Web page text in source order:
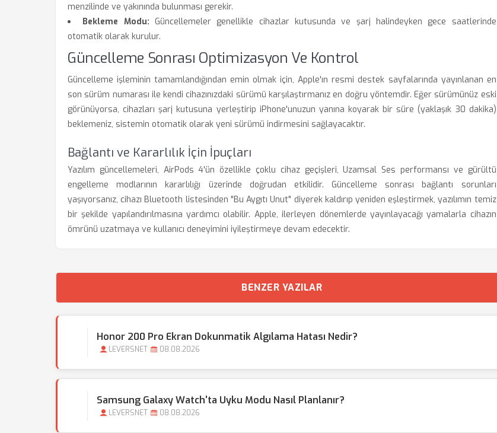
menzilinde ve yakınında bulunması gerekir.
Bekleme Modu: Güncellemeler genellikle cihazlar kutusunda ve şarj halindeyken gece saatlerinde
otomatik olarak kurulur.
Güncelleme Sonrası Optimizasyon Ve Kontrol
Güncelleme işleminin tamamlandığından emin olmak için, Apple'ın resmi destek sayfalarında yayınlanan en
son sürüm numarası ile kendi cihazınızdaki sürümü karşılaştırmanız en doğru yöntemdir. Eğer sürümünüz eski
görünüyorsa, cihazları şarj kutusuna yerleştirip iPhone'unuzun yanına koyarak bir süre (yaklaşık 30 dakika)
beklemeniz, sistemin otomatik olarak yeni sürümü indirmesini sağlayacaktır.
Bağlantı ve Kararlılık İçin İpuçları
Yazılım güncellemeleri, AirPods 4'ün özellikle çoklu cihaz geçişleri, Uzamsal Ses performansı ve gürültü
engelleme modlarının kararlılığı üzerinde doğrudan etkilidir. Güncelleme sonrası bağlantı sorunları
yaşıyorsanız, cihazı Bluetooth listesinden "Bu Aygıtı Unut" diyerek kaldırıp yeniden eşleştirmek, yazılımın temiz
bir şekilde yapılandırılmasına yardımcı olabilir. Apple, ilerleyen dönemlerde yayınlayacağı yamalarla cihazın
ömrünü uzatmaya ve kullanıcı deneyimini iyileştirmeye devam edecektir.
BENZER YAZILAR
Honor 200 Pro Ekran Dokunmatik Algılama Hatası Nedir?
LEVERSNET 08.08.2026
Samsung Galaxy Watch'ta Uyku Modu Nasıl Planlanır?
LEVERSNET 08.08.2026